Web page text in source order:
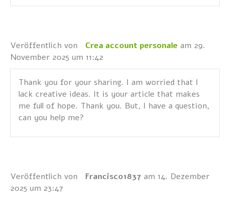
Veröffentlich von Crea account personale am 29.
November 2025 um 11:42
Thank you for your sharing. I am worried that I
lack creative ideas. It is your article that makes
me full of hope. Thank you. But, I have a question,
can you help me?
Veröffentlich von Francisco1837 am 14. Dezember
2025 um 23:47